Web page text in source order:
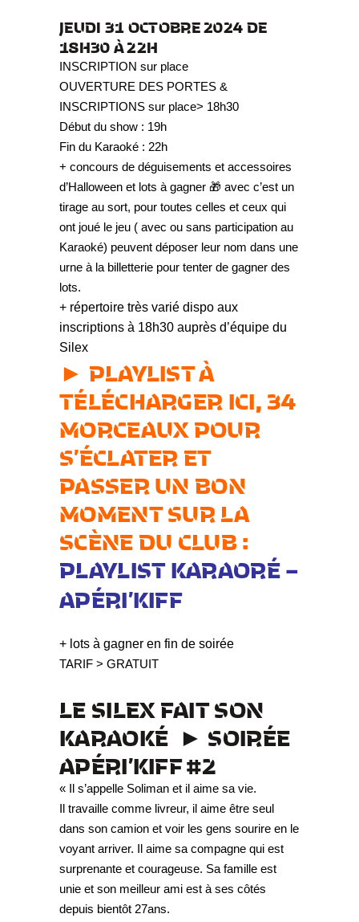
JEUDI 31 OCTOBRE 2024 DE
18H30 À 22H
INSCRIPTION sur place
OUVERTURE DES PORTES &
INSCRIPTIONS sur place> 18h30
Début du show : 19h
Fin du Karaoké : 22h
+ concours de déguisements et accessoires
d’Halloween et lots à gagner 🎁 avec c’est un
tirage au sort, pour toutes celles et ceux qui
ont joué le jeu ( avec ou sans participation au
Karaoké) peuvent déposer leur nom dans une
urne à la billetterie pour tenter de gagner des
lots.
+ répertoire très varié dispo aux
inscriptions à 18h30 auprès d’équipe du
Silex
► PLAYLIST À
TÉLÉCHARGER ICI, 34
MORCEAUX POUR
S’ÉCLATER ET
PASSER UN BON
MOMENT SUR LA
SCÈNE DU CLUB :
PLAYLIST KARAORÉ –
APÉRI’KIFF
+ lots à gagner en fin de soirée
TARIF > GRATUIT
LE SILEX FAIT SON
KARAOKÉ ► SOIRÉE
APÉRI’KIFF #2
« Il s’appelle Soliman et il aime sa vie.
Il travaille comme livreur, il aime être seul
dans son camion et voir les gens sourire en le
voyant arriver. Il aime sa compagne qui est
surprenante et courageuse. Sa famille est
unie et son meilleur ami est à ses côtés
depuis bientôt 27ans.